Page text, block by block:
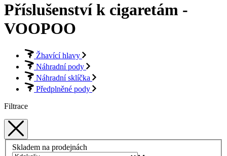
Příslušenství k cigaretám -
VOOPOO
Žhavící hlavy
Náhradní pody
Náhradní sklíčka
Předplněné pody
Filtrace
Skladem na prodejnách